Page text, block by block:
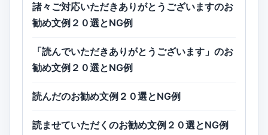
諸々ご対応いただきありがとうございますのお
勧め文例２０選とNG例
「読んでいただきありがとうございます」のお
勧め文例２０選とNG例
読んだのお勧め文例２０選とNG例
読ませていただくのお勧め文例２０選とNG例